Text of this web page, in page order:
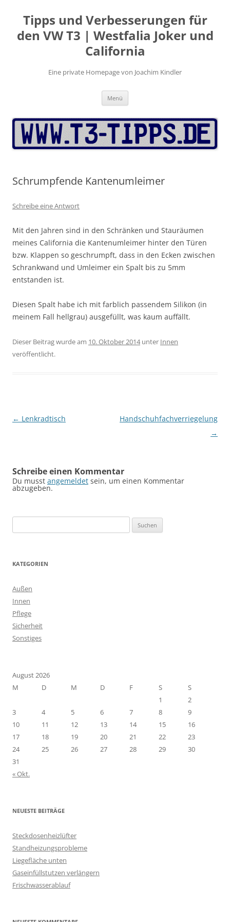
springen
Tipps und Verbesserungen für
den VW T3 | Westfalia Joker und
California
Eine private Homepage von Joachim Kindler
Menü
Schrumpfende Kantenumleimer
Schreibe eine Antwort
Mit den Jahren sind in den Schränken und Stauräumen
meines California die Kantenumleimer hinter den Türen
bzw. Klappen so geschrumpft, dass in den Ecken zwischen
Schrankwand und Umleimer ein Spalt bis zu 5mm
entstanden ist.
Diesen Spalt habe ich mit farblich passendem Silikon (in
meinem Fall hellgrau) ausgefüllt, was kaum auffällt.
Dieser Beitrag wurde am 10. Oktober 2014unter Innen
veröffentlicht.
Beitragsnavigation
← Lenkradtisch
Handschuhfachverriegelung
→
Schreibe einen Kommentar
Du musst angemeldet sein, um einen Kommentar
abzugeben.
nach:
KATEGORIEN
Außen
Innen
Pflege
Sicherheit
Sonstiges
August 2026
M
D M D F S
S
1
2
3
4 5 6 7 8
9
10
11 12 13 14 15
16
17
18 19 20 21 22
23
24
25 26 27 28 29
30
31
« Okt.
NEUESTE BEITRÄGE
Steckdosenheizlüfter
Standheizungsprobleme
Liegefläche unten
Gaseinfüllstutzen verlängern
Frischwasserablauf